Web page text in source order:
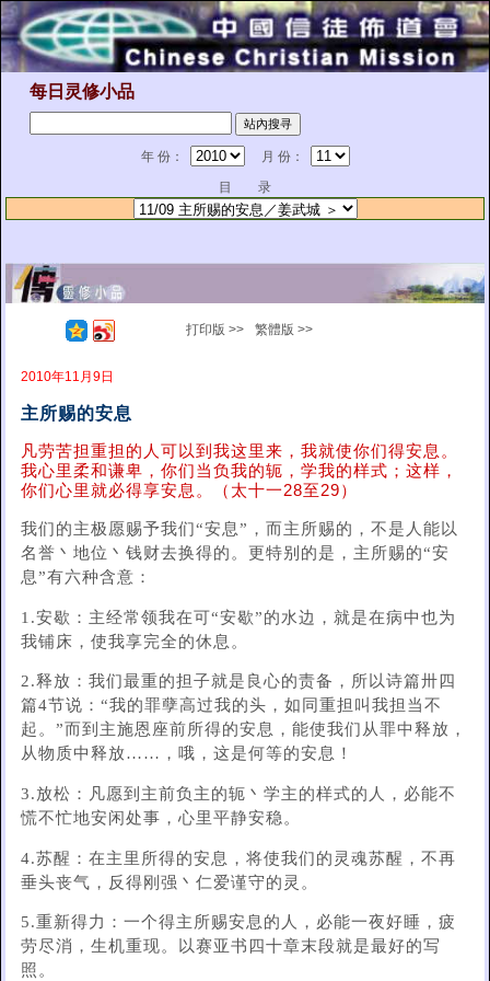
每日灵修小品
年 份：
月 份：
目 录
打印版 >> 繁體版 >>
2010年11月9日
主所赐的安息
凡劳苦担重担的人可以到我这里来，我就使你们得安息。
我心里柔和谦卑，你们当负我的轭，学我的样式；这样，
你们心里就必得享安息。（太十一28至29）
我们的主极愿赐予我们“安息”，而主所赐的，不是人能以
名誉丶地位丶钱财去换得的。更特别的是，主所赐的“安
息”有六种含意：
1.安歇：主经常领我在可“安歇”的水边，就是在病中也为
我铺床，使我享完全的休息。
2.释放：我们最重的担子就是良心的责备，所以诗篇卅四
篇4节说：“我的罪孽高过我的头，如同重担叫我担当不
起。”而到主施恩座前所得的安息，能使我们从罪中释放，
从物质中释放……，哦，这是何等的安息！
3.放松：凡愿到主前负主的轭丶学主的样式的人，必能不
慌不忙地安闲处事，心里平静安稳。
4.苏醒：在主里所得的安息，将使我们的灵魂苏醒，不再
垂头丧气，反得刚强丶仁爱谨守的灵。
5.重新得力：一个得主所赐安息的人，必能一夜好睡，疲
劳尽消，生机重现。以赛亚书四十章末段就是最好的写
照。